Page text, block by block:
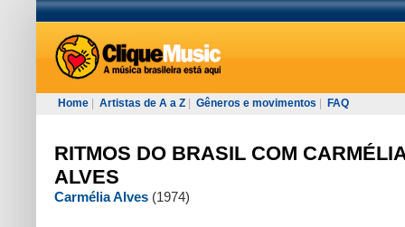
Home Artistas de A a Z Gêneros e movimentos FAQ
RITMOS DO BRASIL COM
ALVES
Carmélia Alves (1974)